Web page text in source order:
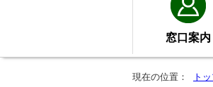
窓口案内
現在の位置： ト